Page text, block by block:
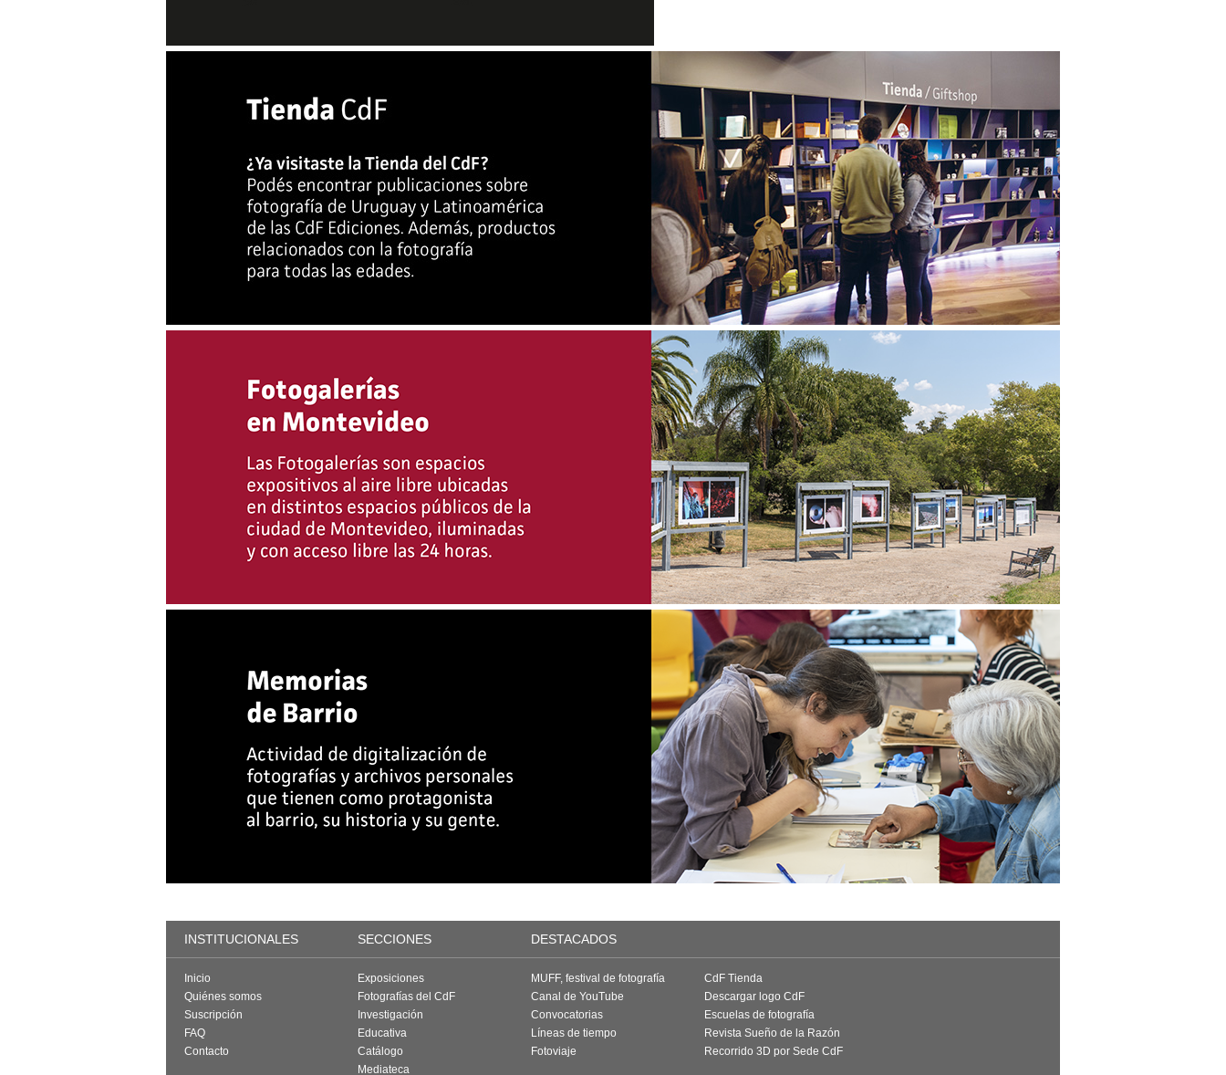
INSTITUCIONALES SECCIONES DESTACADOS
Inicio
Quiénes somos
Suscripción
FAQ
Contacto
Exposiciones
Fotografías del CdF
Investigación
Educativa
Catálogo
Mediateca
MUFF, festival de fotografía
Canal de YouTube
Convocatorias
Líneas de tiempo
Fotoviaje
CdF Tienda
Descargar logo CdF
Escuelas de fotografía
Revista Sueño de la Razón
Recorrido 3D por Sede CdF